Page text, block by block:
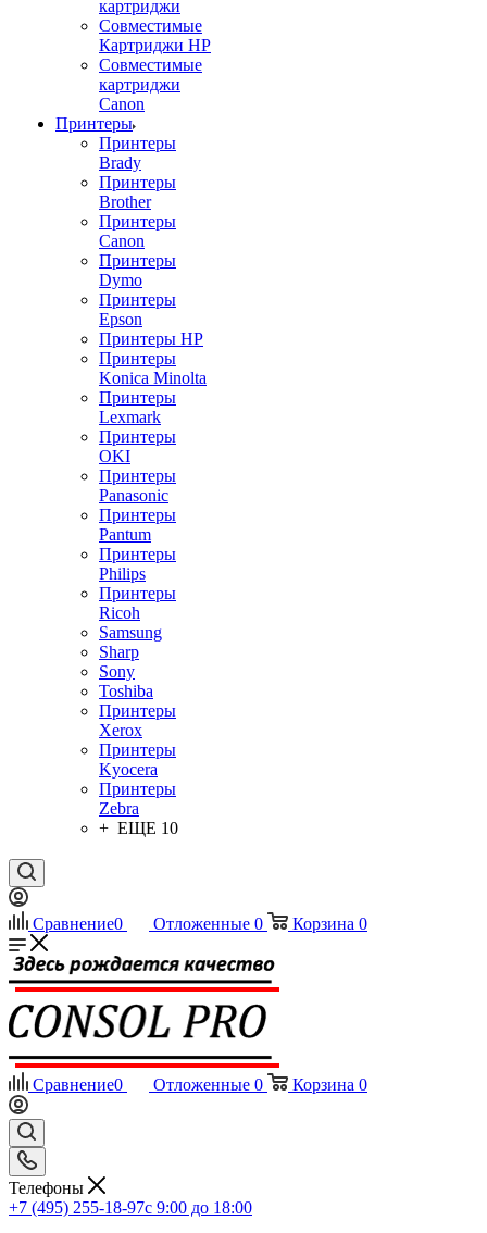
картриджи
Совместимые
Картриджи HP
Совместимые
картриджи
Canon
Принтеры
Принтеры
Brady
Принтеры
Brother
Принтеры
Canon
Принтеры
Dymo
Принтеры
Epson
Принтеры HP
Принтеры
Konica Minolta
Принтеры
Lexmark
Принтеры
OKI
Принтеры
Panasonic
Принтеры
Pantum
Принтеры
Philips
Принтеры
Ricoh
Samsung
Sharp
Sony
Toshiba
Принтеры
Xerox
Принтеры
Kyocera
Принтеры
Zebra
+ ЕЩЕ 10
Сравнение0 Отложенные 0 Корзина 0
Сравнение0 Отложенные 0 Корзина 0
Телефоны
+7 (495) 255-18-97с 9:00 до 18:00